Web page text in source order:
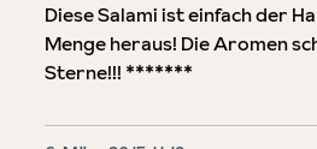
Diese Salami ist einfach der
Menge heraus! Die Aromen
Sterne!!! *******